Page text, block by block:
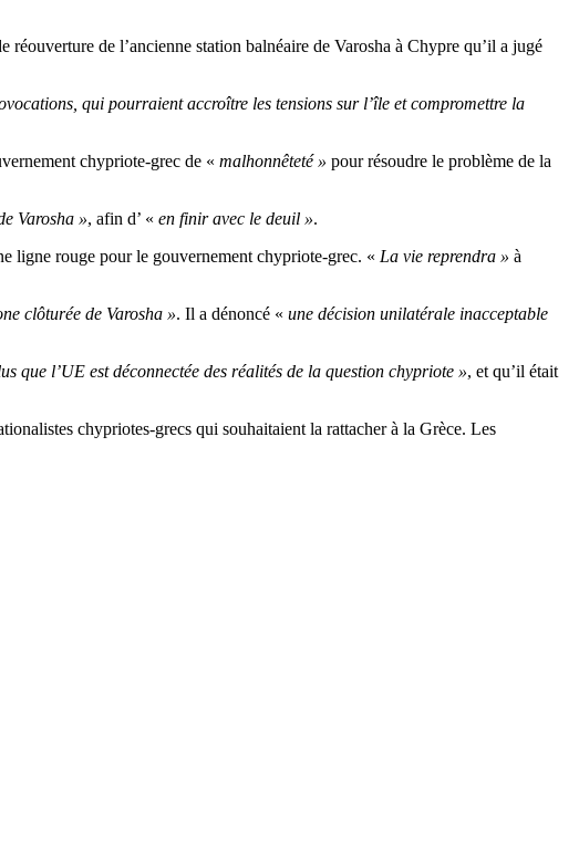
réouverture de l’ancienne station balnéaire de Varosha à Chypre qu’il a jugé
qui pourraient accroître les tensions sur l’île et compromettre la
chypriote-grec de « malhonnêteté » pour résoudre le problème de la
Varosha », afin d’ « en finir avec le deuil ».
ligne rouge pour le gouvernement chypriote-grec. « La vie reprendra » à
clôturée de Varosha ». Il a dénoncé « une décision unilatérale inacceptable
que l’UE est déconnectée des réalités de la question chypriote », et qu’il était
chypriotes-grecs qui souhaitaient la rattacher à la Grèce. Les